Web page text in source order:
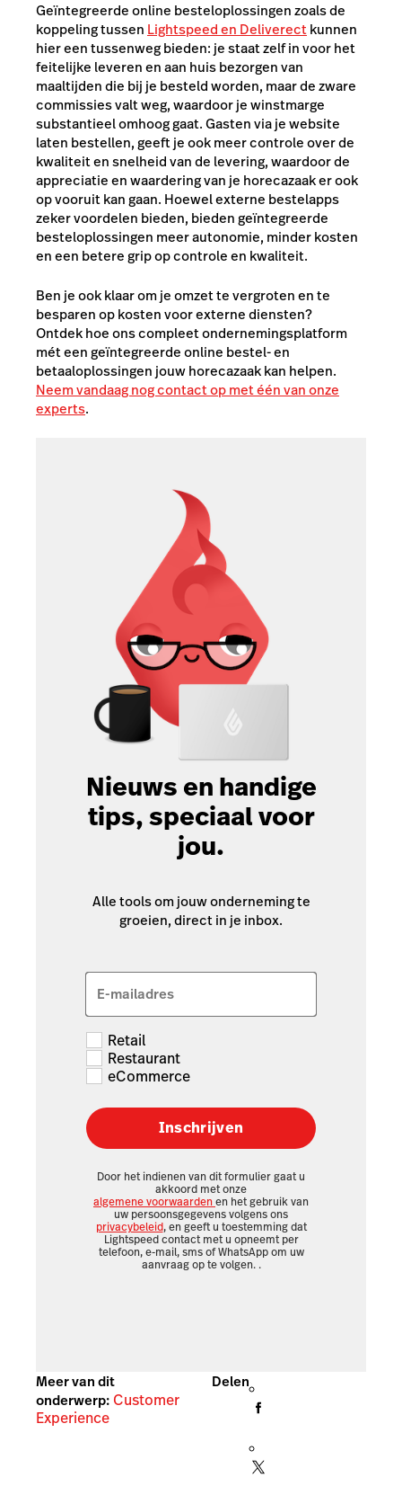
Geïntegreerde online besteloplossingen zoals de
koppeling tussen Lightspeed en Deliverectkunnen
hier een tussenweg bieden: je staat zelf in voor het
feitelijke leveren en aan huis bezorgen van
maaltijden die bij je besteld worden, maar de zware
commissies valt weg, waardoor je winstmarge
substantieel omhoog gaat. Gasten via je website
laten bestellen, geeft je ook meer controle over de
kwaliteit en snelheid van de levering, waardoor de
appreciatie en waardering van je horecazaak er ook
op vooruit kan gaan. Hoewel externe bestelapps
zeker voordelen bieden, bieden geïntegreerde
besteloplossingen meer autonomie, minder kosten
en een betere grip op controle en kwaliteit.
Ben je ook klaar om je omzet te vergroten en te
besparen op kosten voor externe diensten?
Ontdek hoe ons compleet ondernemingsplatform
mét een geïntegreerde online bestel- en
betaaloplossingen jouw horecazaak kan helpen.
Neem vandaag nog contact op met één van onze
experts.
Nieuws en handige
tips, speciaal voor
jou.
Alle tools om jouw onderneming te
groeien, direct in je inbox.
E-mailadres
Retail
Restaurant
eCommerce
Inschrijven
Door het indienen van dit formulier gaat u
akkoord met onze
algemene voorwaardenen het gebruik van
uw persoonsgegevens volgens ons
privacybeleid, en geeft u toestemming dat
Lightspeed contact met u opneemt per
telefoon, e-mail, sms of WhatsApp om uw
aanvraag op te volgen. .
Meer van dit
onderwerp: Customer
Experience
Delen